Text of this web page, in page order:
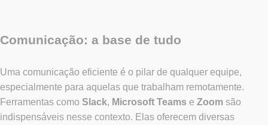
Comunicação: a base de tudo
Uma comunicação eficiente é o pilar de qualquer equipe,
especialmente para aquelas que trabalham remotamente.
Ferramentas como Slack, Microsoft Teams e Zoom são
indispensáveis nesse contexto. Elas oferecem diversas